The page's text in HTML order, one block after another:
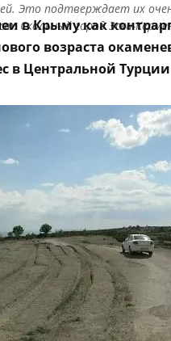
Это подтверждает их
Скальный город Эски-
в Крыму как
возраста
в Центральной Турции